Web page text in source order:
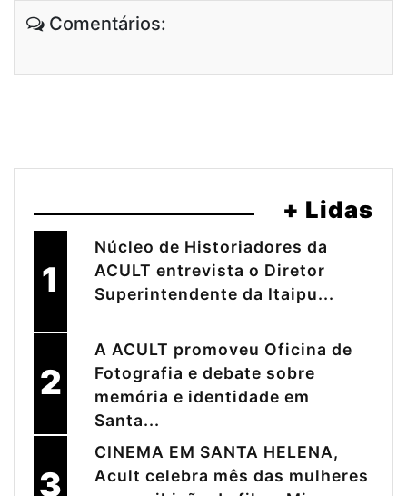
Comentários:
+ Lidas
1
Núcleo de Historiadores da
ACULT entrevista o Diretor
Superintendente da Itaipu...
2
A ACULT promoveu Oficina de
Fotografia e debate sobre
memória e identidade em
Santa...
3
CINEMA EM SANTA HELENA,
Acult celebra mês das mulheres